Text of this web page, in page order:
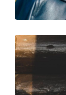
Marke:
Code: